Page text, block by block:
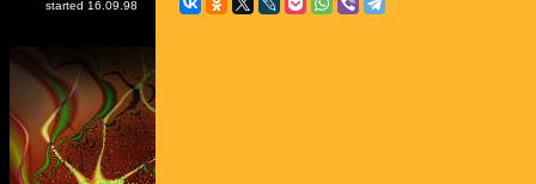
started 16.09.98